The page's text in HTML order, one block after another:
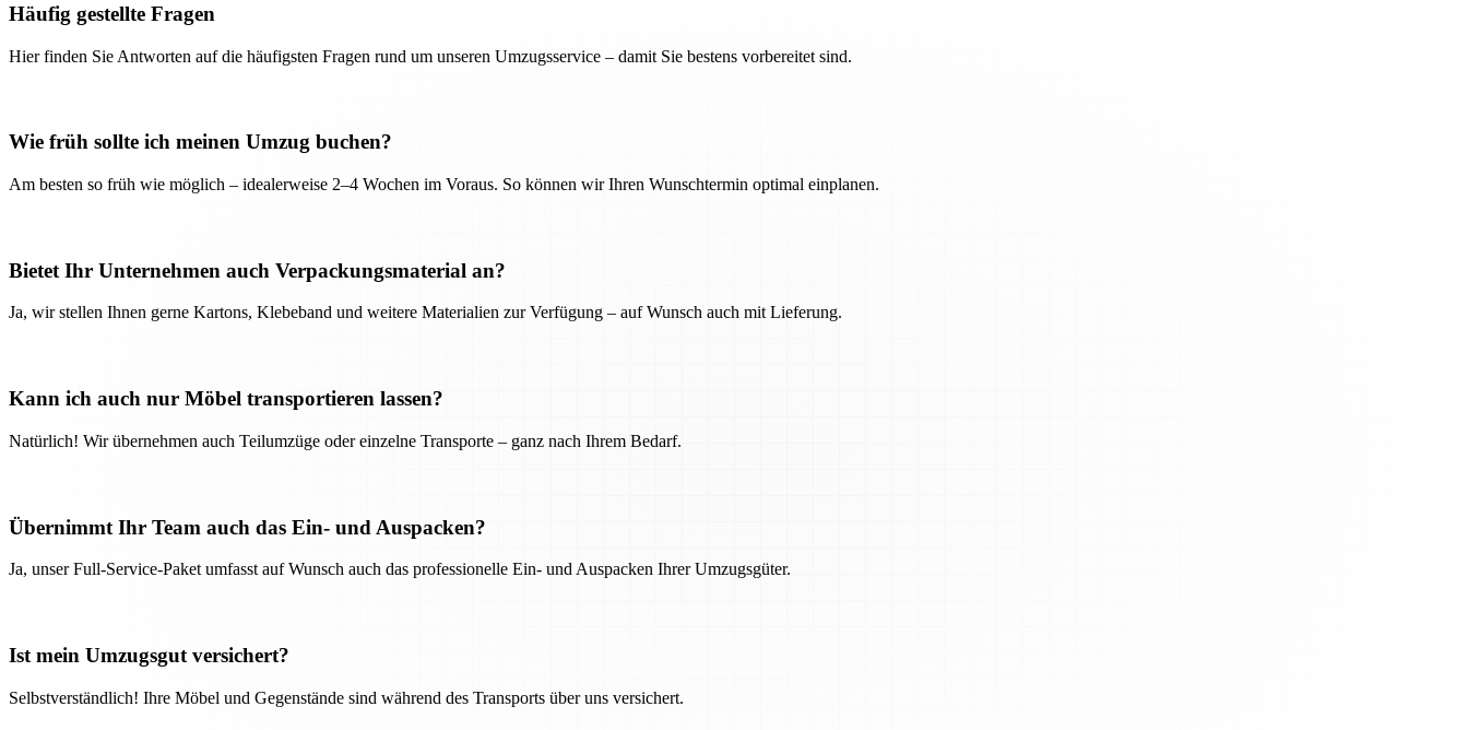
Häufig gestellte Fragen
Hier finden Sie Antworten auf die häufigsten Fragen rund um unseren Umzugsservice – damit Sie bestens vorbereitet sind.
Wie früh sollte ich meinen Umzug buchen?
Am besten so früh wie möglich – idealerweise 2–4 Wochen im Voraus. So können wir Ihren Wunschtermin optimal einplanen.
Bietet Ihr Unternehmen auch Verpackungsmaterial an?
Ja, wir stellen Ihnen gerne Kartons, Klebeband und weitere Materialien zur Verfügung – auf Wunsch auch mit Lieferung.
Kann ich auch nur Möbel transportieren lassen?
Natürlich! Wir übernehmen auch Teilumzüge oder einzelne Transporte – ganz nach Ihrem Bedarf.
Übernimmt Ihr Team auch das Ein- und Auspacken?
Ja, unser Full-Service-Paket umfasst auf Wunsch auch das professionelle Ein- und Auspacken Ihrer Umzugsgüter.
Ist mein Umzugsgut versichert?
Selbstverständlich! Ihre Möbel und Gegenstände sind während des Transports über uns versichert.